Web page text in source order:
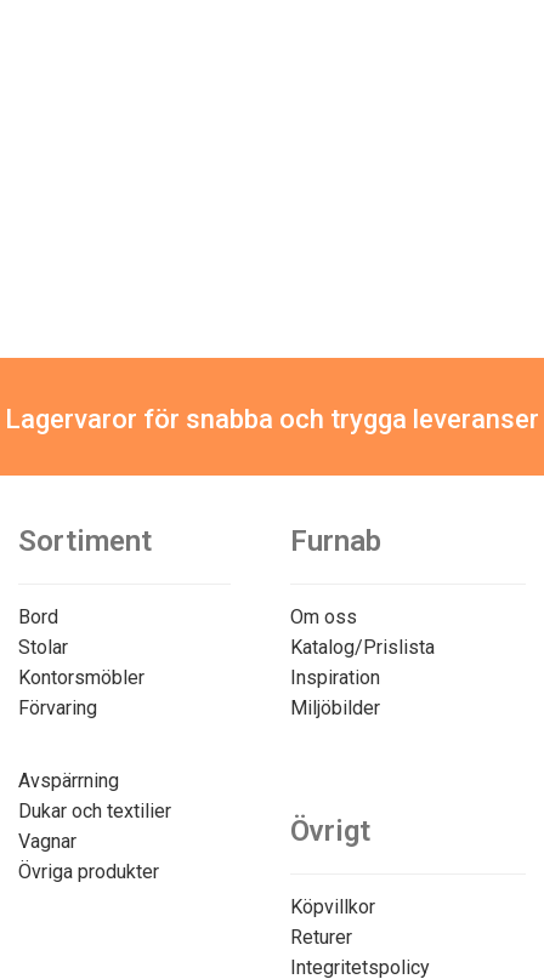
Lagervaror för snabba och trygga leveranser
Sortiment
Bord
Stolar
Kontorsmöbler
Förvaring
Avspärrning
Dukar och textilier
Vagnar
Övriga produkter
Furnab
Om oss
Katalog/Prislista
Inspiration
Miljöbilder
Övrigt
Köpvillkor
Returer
Integritetspolicy